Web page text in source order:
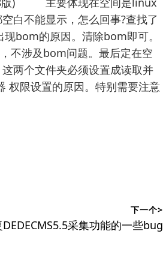
不能显示，怎么回事?查找了
的原因。清除bom即可。
涉及bom问题。最后定在空
个文件夹必须设置成读取并
限设置的原因。特别需要注意
下一个>
采集功能的一些bug